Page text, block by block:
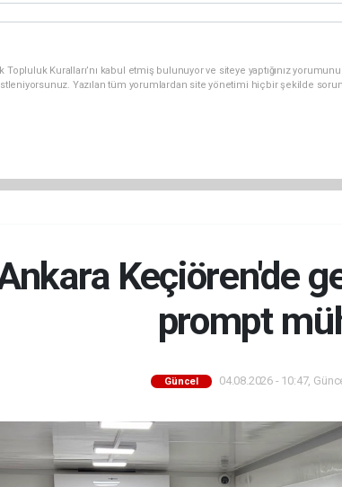
Topluluk Kuralları’nı kabul etmiş bulunuyor ve siteye yaptığınız
Yazılan tüm yorumlardan site yönetimi hiçbir şekilde
Keçiören'de
prompt
Güncel 04.08.2026 - 10:47,